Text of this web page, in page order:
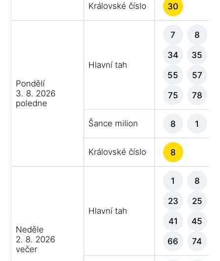
Královské číslo 30
Pondělí
3. 8. 2026
poledne
Hlavní tah
7 8
34 35
55 57
75 78
Šance milion 8 1
Královské číslo 8
Neděle
2. 8. 2026
večer
Hlavní tah
1 8
23 25
41 45
66 74